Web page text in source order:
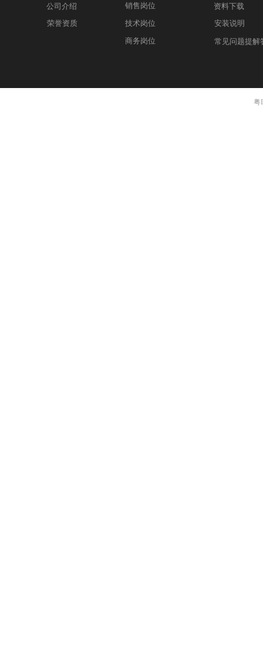
公司介绍
荣誉资质
商务岗位
销售岗位
技术岗位
资料下载
安装说明
常见问题提解
粤